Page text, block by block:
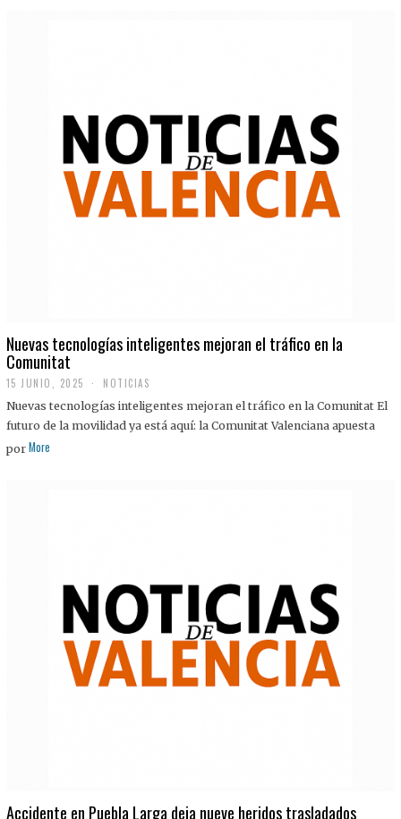
Nuevas tecnologías inteligentes mejoran el tráfico en la
Comunitat
15 JUNIO, 2025 NOTICIAS
Nuevas tecnologías inteligentes mejoran el tráfico en la Comunitat El
futuro de la movilidad ya está aquí: la Comunitat Valenciana apuesta
por More
Accidente en Puebla Larga deja nueve heridos trasladados